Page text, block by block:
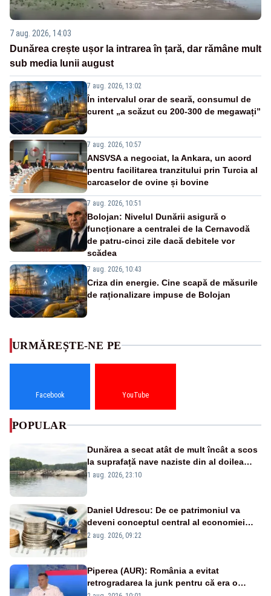
7 aug. 2026, 14:03
Dunărea crește ușor la intrarea în țară, dar rămâne mult
sub media lunii august
7 aug. 2026, 13:02
În intervalul orar de seară, consumul de
curent „a scăzut cu 200-300 de megawați”
7 aug. 2026, 10:57
ANSVSA a negociat, la Ankara, un acord
pentru facilitarea tranzitului prin Turcia al
carcaselor de ovine și bovine
7 aug. 2026, 10:51
Bolojan: Nivelul Dunării asigură o
funcționare a centralei de la Cernavodă
de patru-cinci zile dacă debitele vor
scădea
7 aug. 2026, 10:43
Criza din energie. Cine scapă de măsurile
de raționalizare impuse de Bolojan
URMĂREȘTE-NE PE
Facebook YouTube
POPULAR
Dunărea a secat atât de mult încât a scos
la suprafață nave naziste din al doilea
război mondial
1 aug. 2026, 23:10
Daniel Udrescu: De ce patrimoniul va
deveni conceptul central al economiei
viitoare?
2 aug. 2026, 09:22
Piperea (AUR): România a evitat
retrogradarea la junk pentru că era o